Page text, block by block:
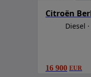
Citroën
Diesel
16 900 EUR